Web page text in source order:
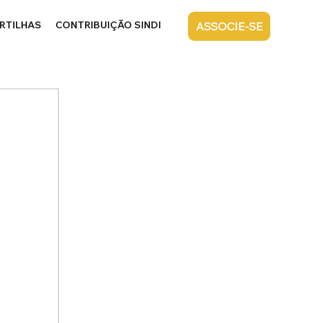
CONTRIBUIÇÃO SINDICAL CONTATO
ASSOCIE-SE